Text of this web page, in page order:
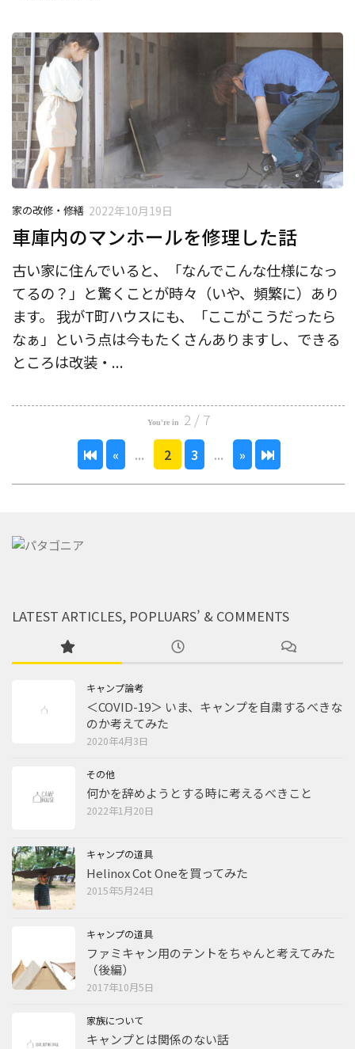
家の改修・修繕 2022年10月19日
車庫内のマンホールを修理した話
古い家に住んでいると、「なんでこんな仕様になっ
てるの？」と驚くことが時々（いや、頻繁に）あり
ます。 我がT町ハウスにも、「ここがこうだったら
なぁ」という点は今もたくさんありますし、できる
ところは改装・...
2 / 7
« ... 2 3 ... »
LATEST ARTICLES, POPLUARS’ & COMMENTS
キャンプ論考
＜COVID-19＞ いま、キャンプを自粛するべきな
のか考えてみた
2020年4月3日
その他
何かを辞めようとする時に考えるべきこと
2022年1月20日
キャンプの道具
Helinox Cot Oneを買ってみた
2015年5月24日
キャンプの道具
ファミキャン用のテントをちゃんと考えてみた
（後編）
2017年10月5日
家族について
キャンプとは関係のない話